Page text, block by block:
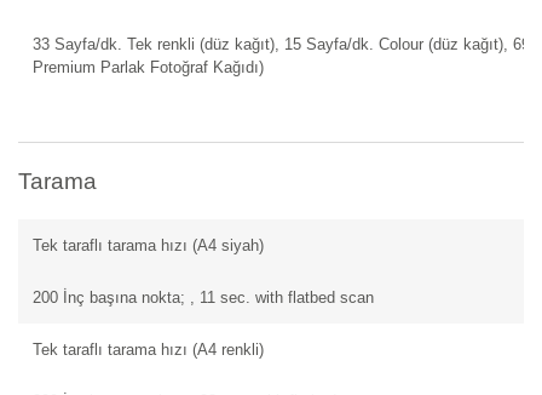
33 Sayfa/dk. Tek renkli (düz kağıt), 15 Sayfa/dk. Colour (düz kağıt),
Premium Parlak Fotoğraf Kağıdı)
Tarama
Tek taraflı tarama hızı (A4 siyah)
200 İnç başına nokta; , 11 sec. with flatbed scan
Tek taraflı tarama hızı (A4 renkli)